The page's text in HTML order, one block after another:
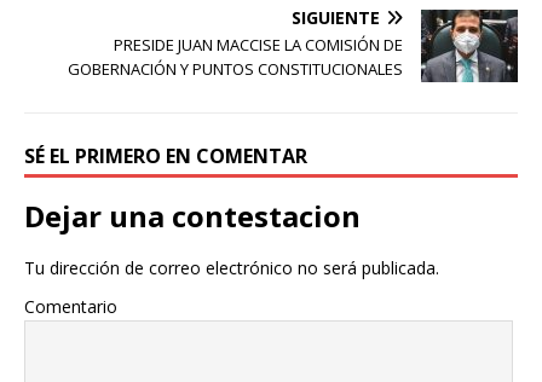
SIGUIENTE
PRESIDE JUAN MACCISE LA COMISIÓN DE
GOBERNACIÓN Y PUNTOS CONSTITUCIONALES
SÉ EL PRIMERO EN COMENTAR
Dejar una contestacion
Tu dirección de correo electrónico no será publicada.
Comentario